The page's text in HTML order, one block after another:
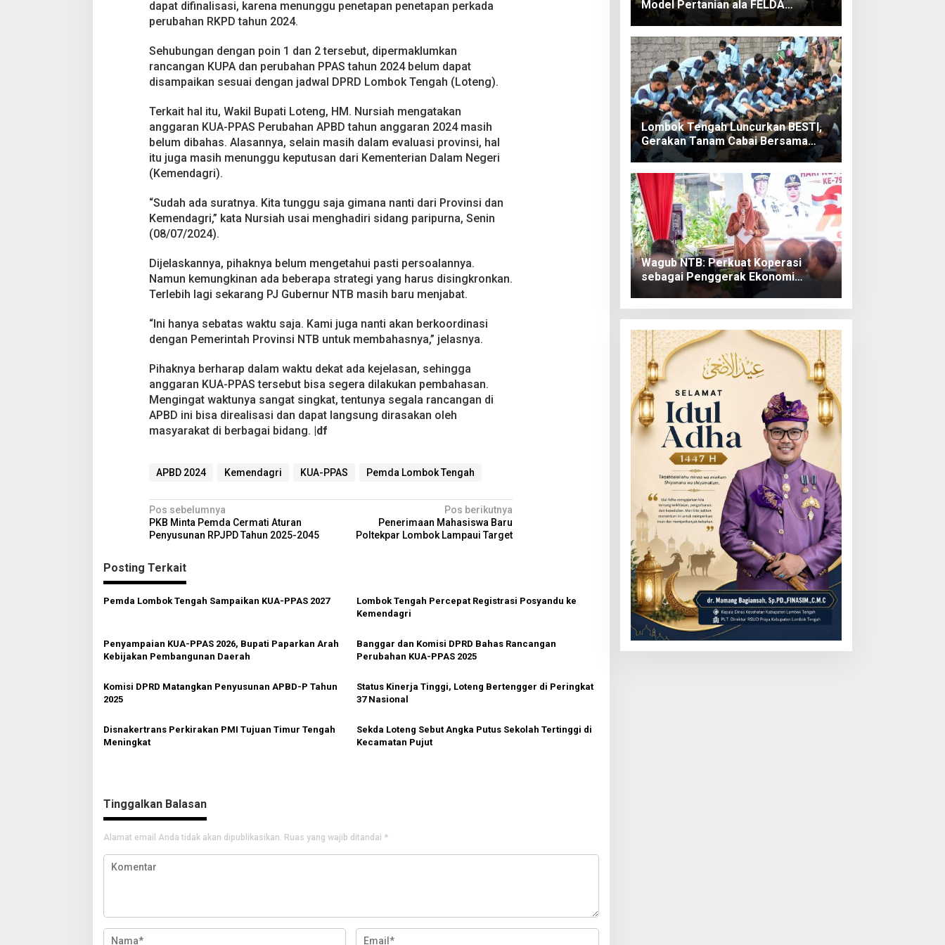
dapat difinalisasi, karena menunggu penetapan penetapan perkada
perubahan RKPD tahun 2024.
Sehubungan dengan poin 1 dan 2 tersebut, dipermaklumkan
rancangan KUPA dan perubahan PPAS tahun 2024 belum dapat
disampaikan sesuai dengan jadwal DPRD Lombok Tengah (Loteng).
Terkait hal itu, Wakil Bupati Loteng, HM. Nursiah mengatakan
anggaran KUA-PPAS Perubahan APBD tahun anggaran 2024 masih
belum dibahas. Alasannya, selain masih dalam evaluasi provinsi, hal
itu juga masih menunggu keputusan dari Kementerian Dalam Negeri
(Kemendagri).
“Sudah ada suratnya. Kita tunggu saja gimana nanti dari Provinsi dan
Kemendagri,” kata Nursiah usai menghadiri sidang paripurna, Senin
(08/07/2024).
Dijelaskannya, pihaknya belum mengetahui pasti persoalannya.
Namun kemungkinan ada beberapa strategi yang harus disingkronkan.
Terlebih lagi sekarang PJ Gubernur NTB masih baru menjabat.
“Ini hanya sebatas waktu saja. Kami juga nanti akan berkoordinasi
dengan Pemerintah Provinsi NTB untuk membahasnya,” jelasnya.
Pihaknya berharap dalam waktu dekat ada kejelasan, sehingga
anggaran KUA-PPAS tersebut bisa segera dilakukan pembahasan.
Mengingat waktunya sangat singkat, tentunya segala rancangan di
APBD ini bisa direalisasi dan dapat langsung dirasakan oleh
masyarakat di berbagai bidang. |df
APBD 2024 Kemendagri KUA-PPAS Pemda Lombok Tengah
N
a
i
g
i
o
Pos sebelumnya
PKB Minta Pemda Cermati Aturan
Penyusunan RPJPD Tahun 2025-2045
Pos berikutnya
Penerimaan Mahasiswa Baru
Poltekpar Lombok Lampaui Target
Indonesia
Kenaikan
Nilai
Tukar
Nelayan
Promosi
ke Kulon
Progo
Posting Terkait
Pemda Lombok Tengah Sampaikan KUA-PPAS 2027
Lombok Tengah Percepat Registrasi Posyandu ke
Kemendagri
Penyampaian KUA-PPAS 2026, Bupati Paparkan Arah
Kebijakan Pembangunan Daerah
Banggar dan Komisi DPRD Bahas Rancangan
Perubahan KUA-PPAS 2025
Komisi DPRD Matangkan Penyusunan APBD-P Tahun
2025
Status Kinerja Tinggi, Loteng Bertengger di Peringkat
37 Nasional
Disnakertrans Perkirakan PMI Tujuan Timur Tengah
Meningkat
Sekda Loteng Sebut Angka Putus Sekolah Tertinggi di
Kecamatan Pujut
Tinggalkan Balasan
Alamat email Anda tidak akan dipublikasikan. Ruas yang wajib ditandai *
Model Pertanian ala FELDA
Malaysia
Lombok Tengah Luncurkan BESTI,
Gerakan Tanam Cabai Bersama
Siswa untuk Kendalikan Inflasi
Wagub NTB: Perkuat Koperasi
sebagai Penggerak Ekonomi